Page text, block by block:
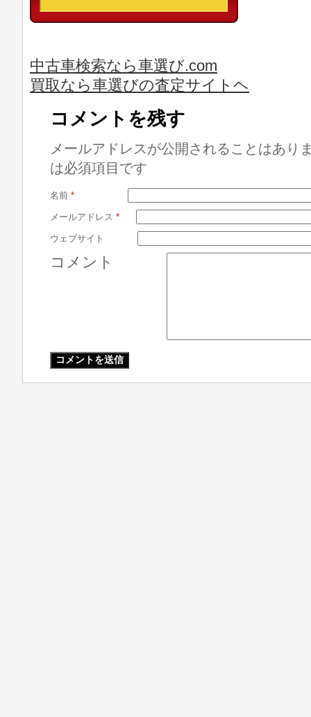
中古車検索なら車選び.com
買取なら車選びの査定サイトヘ
コメントを残す
メールアドレスが公開されることはあり
は必須項目です
名前 *
メールアドレス *
ウェブサイト
コメント